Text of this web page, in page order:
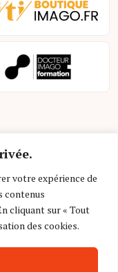
votre expérience de
contenus
cliquant sur « Tout
des cookies.